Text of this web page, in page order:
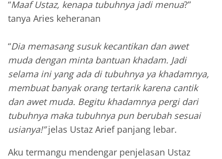
“Maaf Ustaz, kenapa tubuhnya jadi menua?”
tanya Aries keheranan
“Dia memasang susuk kecantikan dan awet
muda dengan minta bantuan khadam. Jadi
selama ini yang ada di tubuhnya ya khadamnya,
membuat banyak orang tertarik karena cantik
dan awet muda. Begitu khadamnya pergi dari
tubuhnya maka tubuhnya pun berubah sesuai
usianya!”jelas Ustaz Arief panjang lebar.
Aku termangu mendengar penjelasan Ustaz